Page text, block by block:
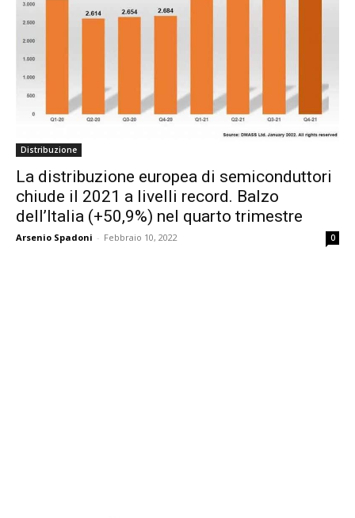
Distribuzione
La distribuzione europea di semiconduttori
chiude il 2021 a livelli record. Balzo
dell’Italia (+50,9%) nel quarto trimestre
Arsenio Spadoni - Febbraio 10, 2022 0